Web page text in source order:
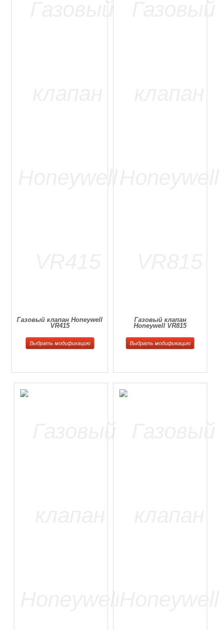
Газовый клапан Honeywell
VR415
Выбрать модификацию
Газовый клапан
Honeywell VR815
Выбрать модификацию